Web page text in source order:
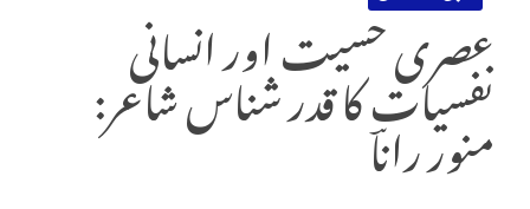
عصری حسیت اور انسانی
نفسیات کا قدر شناس شاعر:
منور راناؔ